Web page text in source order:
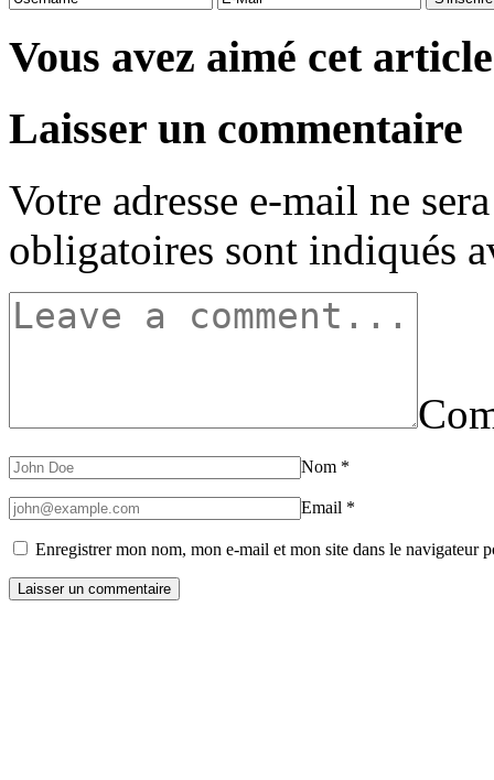
Vous avez aimé cet
Laisser un commentaire
Votre adresse e-mail ne
obligatoires sont indiqués
Nom *
Email *
Enregistrer mon nom, mon e-mail et mon site dans le navigateur